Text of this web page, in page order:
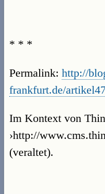
* * *
Permalink: http://
frankfurt.de/
Im Kontext von
›http://
(veraltet).